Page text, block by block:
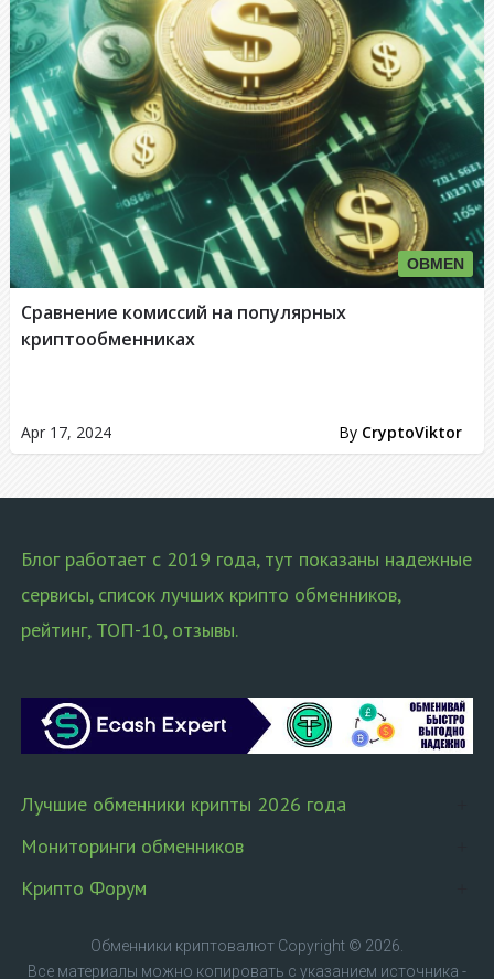
OBMEN
Apr 17, 2024 By CryptoViktor
Сравнение комиссий на популярных
криптообменниках
Блог работает с 2019 года, тут показаны надежные
сервисы, список лучших крипто обменников,
рейтинг, ТОП-10, отзывы.
Лучшие обменники крипты 2026 года
Мониторинги обменников
Крипто Форум
Обменники криптовалютCopyright © 2026.
Все материалы можно копировать с указанием источника -